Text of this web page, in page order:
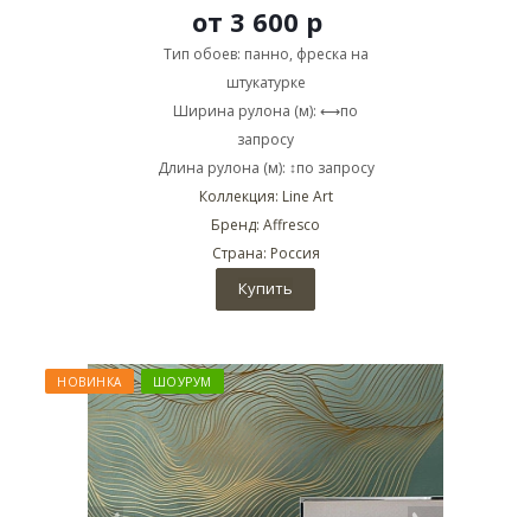
от 3 600 р
Тип обоев: панно, фреска на
штукатурке
Ширина рулона (м): ⟷по
запросу
Длина рулона (м): ↕по запросу
Коллекция: Line Art
Бренд: Affresco
Страна: Россия
Купить
НОВИНКА ШОУРУМ